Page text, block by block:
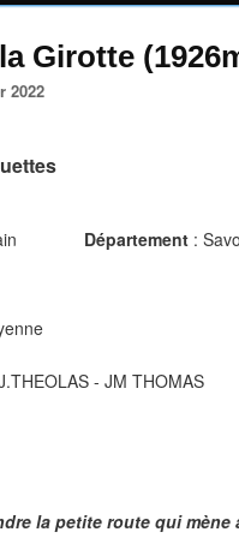
Girotte
2022
Département :
- JM THOMAS
la petite route qui